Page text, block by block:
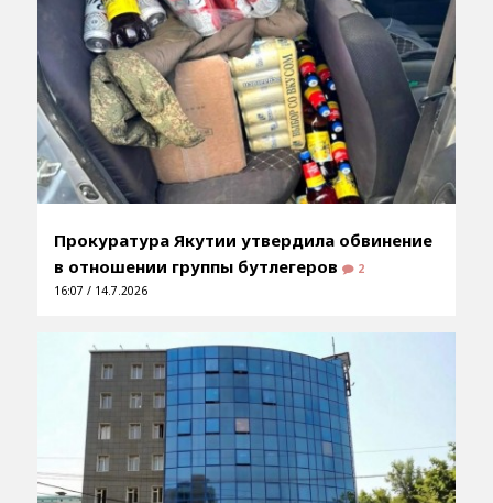
Прокуратура Якутии утвердила обвинение
в отношении группы бутлегеров
2
16:07 / 14.7.2026